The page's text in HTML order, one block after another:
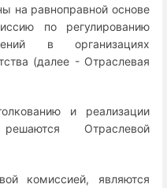
на равноправной основе
по регулированию
в организациях
(далее - Отраслевая
и реализации
Отраслевой
комиссией, являются